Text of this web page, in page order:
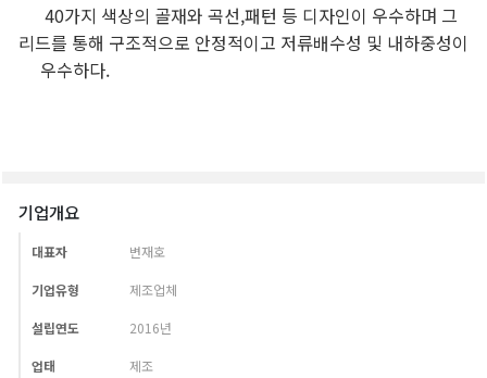
기업개요
대표자 변재호
기업유형 제조업체
설립연도 2016년
업태 제조